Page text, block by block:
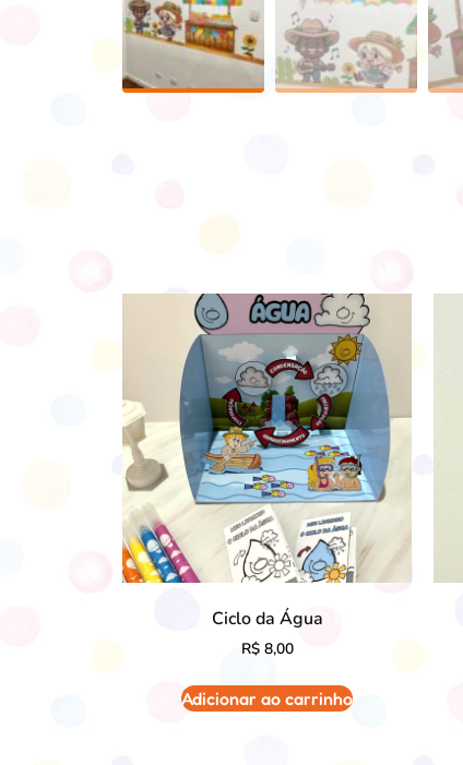
Ciclo da Água
R$8,00
Adicionar ao carrinho